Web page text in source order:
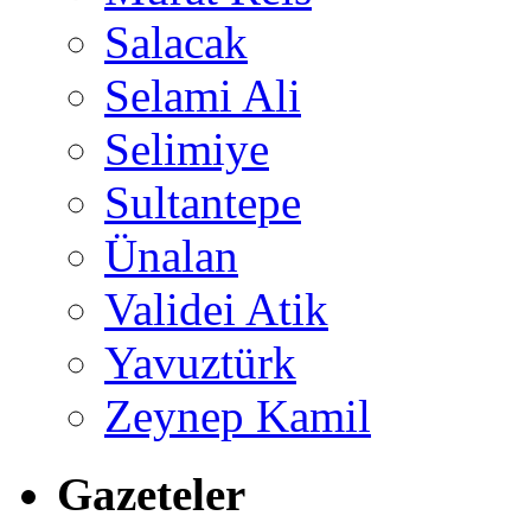
Salacak
Selami Ali
Selimiye
Sultantepe
Ünalan
Validei Atik
Yavuztürk
Zeynep Kamil
Gazeteler